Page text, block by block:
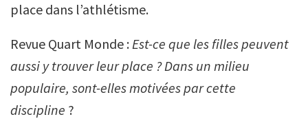
place dans l’athlétisme.
Revue Quart Monde :Est-ce que les filles peuvent
aussi y trouver leur place ? Dans un milieu
populaire, sont-elles motivées par cette
discipline ?